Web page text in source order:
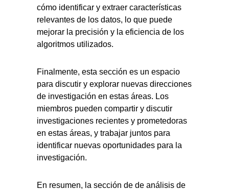
cómo identificar y extraer características
relevantes de los datos, lo que puede
mejorar la precisión y la eficiencia de los
algoritmos utilizados.
Finalmente, esta sección es un espacio
para discutir y explorar nuevas direcciones
de investigación en estas áreas. Los
miembros pueden compartir y discutir
investigaciones recientes y prometedoras
en estas áreas, y trabajar juntos para
identificar nuevas oportunidades para la
investigación.
En resumen, la sección de de análisis de